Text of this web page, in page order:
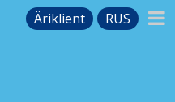
Äriklient RUS